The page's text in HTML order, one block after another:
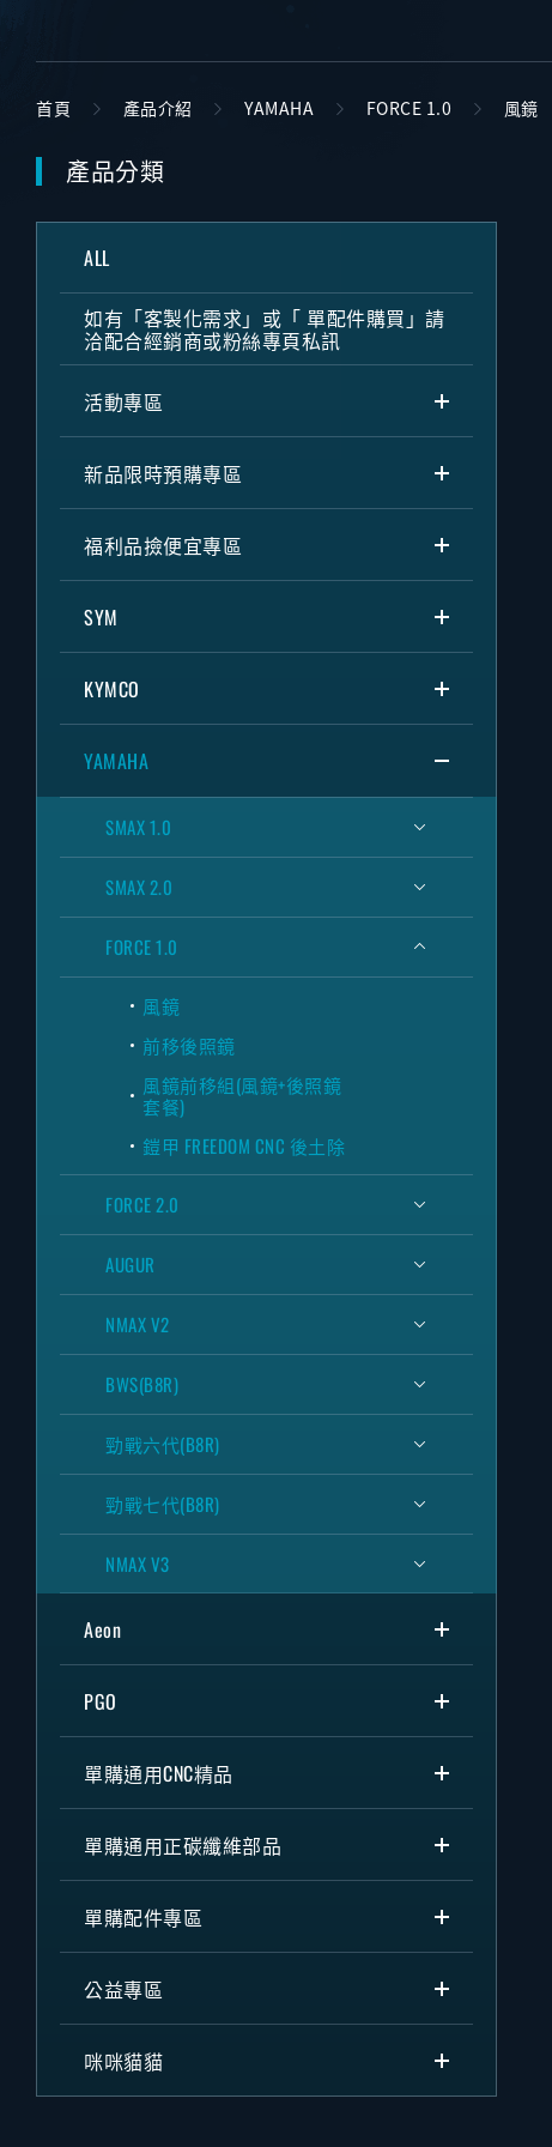
首頁 產品介紹 YAMAHA FORCE 1.0 風鏡
產品分類
ALL
如有「客製化需求」或「 單配件購買」請
洽配合經銷商或粉絲專頁私訊
活動專區
新品限時預購專區
福利品撿便宜專區
SYM
KYMCO
YAMAHA
SMAX 1.0
SMAX 2.0
FORCE 1.0
風鏡
前移後照鏡
風鏡前移組(風鏡+後照鏡
套餐)
鎧甲 FREEDOM CNC 後土除
FORCE 2.0
AUGUR
NMAX V2
BWS(B8R)
勁戰六代(B8R)
勁戰七代(B8R)
NMAX V3
Aeon
PGO
單購通用CNC精品
單購通用正碳纖維部品
單購配件專區
公益專區
咪咪貓貓